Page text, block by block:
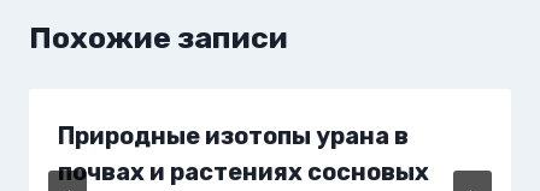
Похожие записи
Природные изотопы урана в
почвах и растениях сосновых